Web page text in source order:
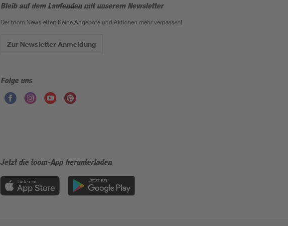
Bleib auf dem Laufenden mit unserem Newsletter
Der toom Newsletter: Keine Angebote und Aktionen mehr verpassen!
Zur Newsletter Anmeldung
Folge uns
Jetzt die toom-App herunterladen